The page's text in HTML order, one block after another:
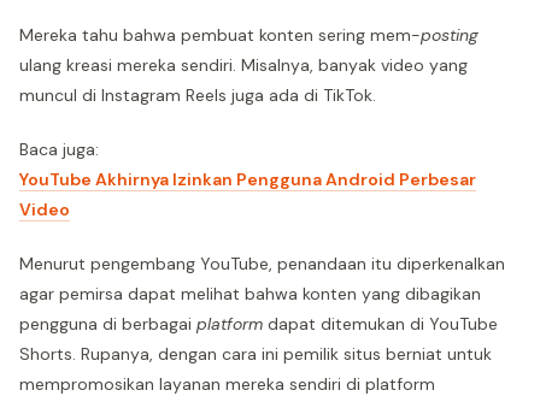
Mereka tahu bahwa pembuat konten sering mem-posting
ulang kreasi mereka sendiri. Misalnya, banyak video yang
muncul di Instagram Reels juga ada di TikTok.
Baca juga:
YouTube Akhirnya Izinkan Pengguna Android Perbesar
Video
Menurut pengembang YouTube, penandaan itu diperkenalkan
agar pemirsa dapat melihat bahwa konten yang dibagikan
pengguna di berbagai platform dapat ditemukan di YouTube
Shorts. Rupanya, dengan cara ini pemilik situs berniat untuk
mempromosikan layanan mereka sendiri di platform